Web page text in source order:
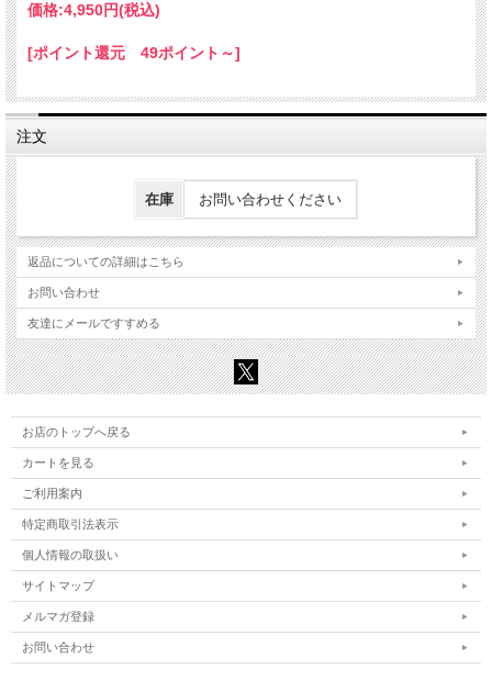
価格:4,950円(税込)
[ポイント還元 49ポイント～]
注文
在庫 お問い合わせください
返品についての詳細はこちら
お問い合わせ
友達にメールですすめる
お店のトップへ戻る
カートを見る
ご利用案内
特定商取引法表示
個人情報の取扱い
サイトマップ
メルマガ登録
お問い合わせ